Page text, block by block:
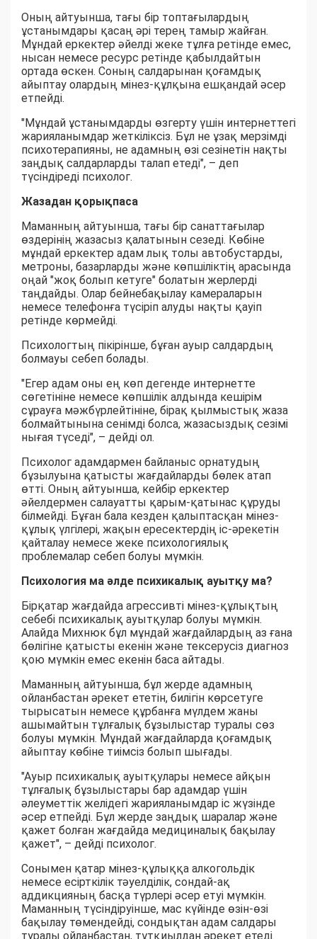
Оның айтуынша, тағы бір топтағылардың
ұстанымдары қасаң әрі терең тамыр жайған.
Мұндай еркектер әйелді жеке тұлға ретінде емес,
нысан немесе ресурс ретінде қабылдайтын
ортада өскен. Соның салдарынан қоғамдық
айыптау олардың мінез-құлқына ешқандай әсер
етпейді.
"Мұндай ұстанымдарды өзгерту үшін интернеттегі
жарияланымдар жеткіліксіз. Бұл не ұзақ мерзімді
психотерапияны, не адамның өзі сезінетін нақты
заңдық салдарларды талап етеді", – деп
түсіндіреді психолог.
Жазадан қорықпаса
Маманның айтуынша, тағы бір санаттағылар
өздерінің жазасыз қалатынын сезеді. Көбіне
мұндай еркектер адам лық толы автобустарды,
метроны, базарларды және көпшіліктің арасында
оңай "жоқ болып кетуге" болатын жерлерді
таңдайды. Олар бейнебақылау камераларын
немесе телефонға түсіріп алуды нақты қауіп
ретінде көрмейді.
Психологтың пікірінше, бұған ауыр салдардың
болмауы себеп болады.
"Егер адам оны ең көп дегенде интернетте
сөгетініне немесе көпшілік алдында кешірім
сұрауға мәжбүрлейтініне, бірақ қылмыстық жаза
болмайтынына сенімді болса, жазасыздық сезімі
нығая түседі", – дейді ол.
Психолог адамдармен байланыс орнатудың
бұзылуына қатысты жағдайларды бөлек атап
өтті. Оның айтуынша, кейбір еркектер
әйелдермен салауатты қарым-қатынас құруды
білмейді. Бұған бала кезден қалыптасқан мінез-
құлық үлгілері, жақын ересектердің іс-әрекетін
қайталау немесе жеке психологиялық
проблемалар себеп болуы мүмкін.
Психология ма әлде психикалық ауытқу ма?
Бірқатар жағдайда агрессивті мінез-құлықтың
себебі психикалық ауытқулар болуы мүмкін.
Алайда Михнюк бұл мұндай жағдайлардың аз ғана
бөлігіне қатысты екенін және тексерусіз диагноз
қою мүмкін емес екенін баса айтады.
Маманның айтуынша, бұл жерде адамның
ойланбастан әрекет ететін, билігін көрсетуге
тырысатын немесе құрбанға мүлдем жаны
ашымайтын тұлғалық бұзылыстар туралы сөз
болуы мүмкін. Мұндай жағдайларда қоғамдық
айыптау көбіне тиімсіз болып шығады.
"Ауыр психикалық ауытқулары немесе айқын
тұлғалық бұзылыстары бар адамдар үшін
әлеуметтік желідегі жарияланымдар іс жүзінде
әсер етпейді. Бұл жерде заңдық шаралар және
қажет болған жағдайда медициналық бақылау
қажет", – дейді психолог.
Сонымен қатар мінез-құлыққа алкогольдік
немесе есірткілік тәуелділік, сондай-ақ
аддикцияның басқа түрлері әсер етуі мүмкін.
Маманның түсіндіруінше, мас күйінде өзін-өзі
бақылау төмендейді, сондықтан адам салдары
туралы ойланбастан, тұтқиылдан әрекет етеді.